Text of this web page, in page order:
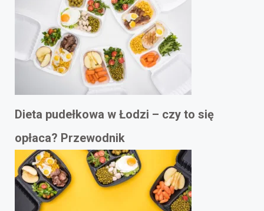
Dieta pudełkowa w Łodzi – czy to się
opłaca? Przewodnik